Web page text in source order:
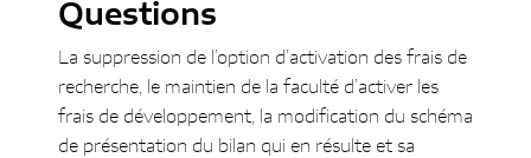
poste C.I.1. du bilan
Conclusion et
recommandation : privilégier
l’approche fondée sur la
connexion
Questions
La suppression de l’option d’activation des frais de
recherche, le maintien de la faculté d’activer les
frais de développement, la modification du schéma
de présentation du bilan qui en résulte et sa